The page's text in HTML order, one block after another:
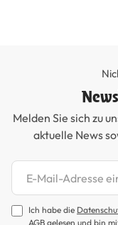
Melden Sie sich zu
aktuelle News
Newsletter
Ich habe die
AGB gelesen und bin